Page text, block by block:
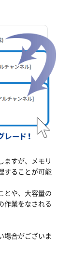
ますが、メモリ
することが可能
とや、大容量の
作業をなされる
場合がございま